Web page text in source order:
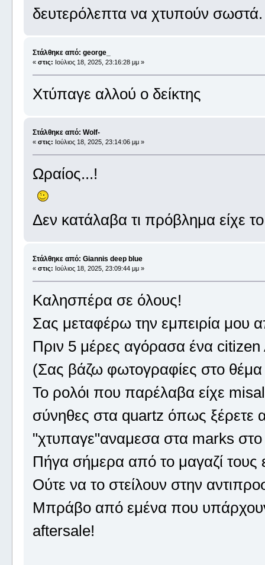
δευτερόλεπτα να χτυπούν σωστά.
Στάλθηκε από: george_
« στις: Ιούλιος 18, 2025, 23:16:28 μμ »
Χτύπαγε αλλού ο δείκτης
Στάλθηκε από: Wolf-
« στις: Ιούλιος 18, 2025, 23:14:06 μμ »
Ωραίος...!
Δεν κατάλαβα τι πρόβλημα είχε
Στάλθηκε από: Giannis deep blue
« στις: Ιούλιος 18, 2025, 23:09:44 μμ »
Καλησπέρα σε όλους!
Σας μεταφέρω την εμπειρία μου
Πριν 5 μέρες αγόρασα ένα
(Σας βάζω φωτογραφίες στο θέμα
Το ρολόι που παρέλαβα είχε
σύνηθες στα quartz όπως ξέρετε
"χτυπαγε"αναμεσα στα marks στο
Πήγα σήμερα από το μαγαζί
Ούτε να το στείλουν στην
Μπράβο από εμένα που υπάρχουν
aftersale!